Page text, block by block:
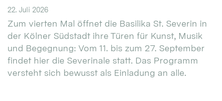
22. Juli 2026
Zum vierten Mal öffnet die Basilika St. Severin in
der Kölner Südstadt ihre Türen für Kunst, Musik
und Begegnung: Vom 11. bis zum 27. September
findet hier die Severinale statt. Das Programm
versteht sich bewusst als Einladung an alle.